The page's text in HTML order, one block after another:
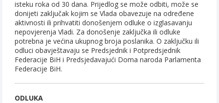
isteku roka od 30 dana. Prijedlog se može odbiti, može se
donijeti zaključak kojim se Vlada obavezuje na određene
aktivnosti ili prihvatiti donošenjem odluke o izglasavanju
nepovjerenja Vladi. Za donošenje zaključka ili odluke
potrebna je većina ukupnog broja poslanika. O zaključku ili
odluci obavještavaju se Predsjednik i Potpredsjednik
Federacije BiH i Predsjedavajući Doma naroda Parlamenta
Federacije BiH.
ODLUKA